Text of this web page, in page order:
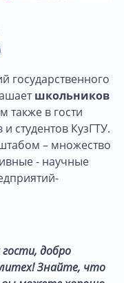
государственного
школьников
также в гости
студентов КузГТУ.
– множество
- научные
добро
Знайте, что